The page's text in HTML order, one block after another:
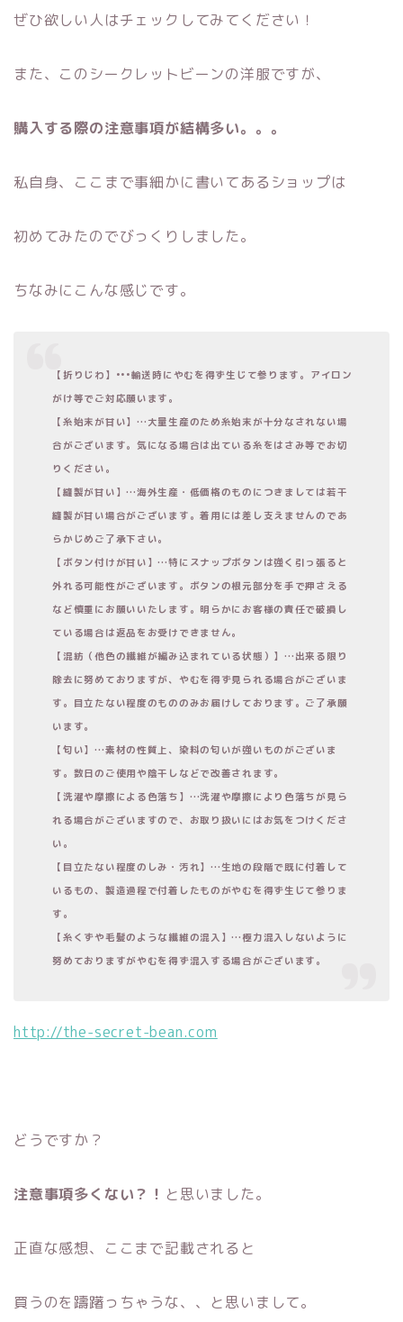
ぜひ欲しい人はチェックしてみてください！
また、このシークレットビーンの洋服ですが、
購入する際の注意事項が結構多い。。。
私自身、ここまで事細かに書いてあるショップは
初めてみたのでびっくりしました。
ちなみにこんな感じです。
【折りじわ】•••輸送時にやむを得ず生じて参ります。アイロン
がけ等でご対応願います。
【糸始末が甘い】…大量生産のため糸始末が十分なされない場
合がございます。気になる場合は出ている糸をはさみ等でお切
りください。
【縫製が甘い】…海外生産・低価格のものにつきましては若干
縫製が甘い場合がございます。着用には差し支えませんのであ
らかじめご了承下さい。
【ボタン付けが甘い】…特にスナップボタンは強く引っ張ると
外れる可能性がございます。ボタンの根元部分を手で押さえる
など慎重にお願いいたします。明らかにお客様の責任で破損し
ている場合は返品をお受けできません。
【混紡（他色の繊維が編み込まれている状態）】…出来る限り
除去に努めておりますが、やむを得ず見られる場合がございま
す。目立たない程度のもののみお届けしております。ご了承願
います。
【匂い】…素材の性質上、染料の匂いが強いものがございま
す。数日のご使用や陰干しなどで改善されます。
【洗濯や摩擦による色落ち】…洗濯や摩擦により色落ちが見ら
れる場合がございますので、お取り扱いにはお気をつけくださ
い。
【目立たない程度のしみ・汚れ】…生地の段階で既に付着して
いるもの、製造過程で付着したものがやむを得ず生じて参りま
す。
【糸くずや毛髪のような繊維の混入】…極力混入しないように
努めておりますがやむを得ず混入する場合がございます。
http://the-secret-bean.com
どうですか？
注意事項多くない？！ と思いました。
正直な感想、ここまで記載されると
買うのを躊躇っちゃうな、、と思いまして。